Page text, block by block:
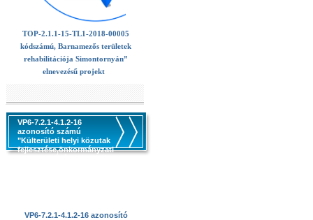
TOP-2.1.1-15-TL1-2018-00005
kódszámú, Barnamezős területek
rehabilitációja Simontornyán”
elnevezésű projekt
VP6-7.2.1-4.1.2-16
azonosító számú
"Külterületi helyi közutak
fejlesztése,önkormányzati
VP6-7.2.1-4.1.2-16 azonosító